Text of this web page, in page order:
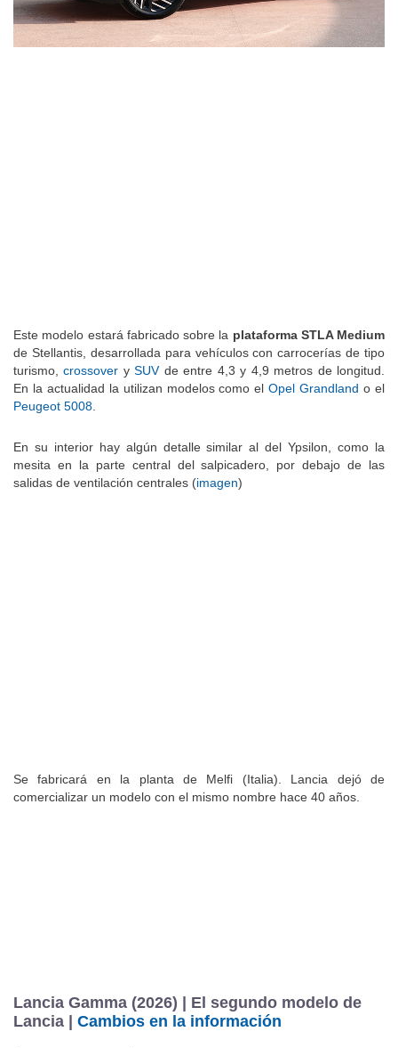
Este modelo estará fabricado sobre la plataforma STLA Medium
de Stellantis, desarrollada para vehículos con carrocerías de tipo
turismo,crossover ySUVde entre 4,3 y 4,9 metros de longitud.
En la actualidad la utilizan modelos como elOpel Grandland o el
Peugeot 5008
En su interior hay algún detalle similar al del Ypsilon, como la
mesita en la parte central del salpicadero, por debajo de las
salidas de ventilación centrales (imagen)
Se fabricará en la planta de Melfi (Italia). Lancia dejó de
comercializar un modelo con el mismo nombre hace 40 años.
Lancia Gamma (2026) | El segundo modelo de
Lancia | Cambios en la información